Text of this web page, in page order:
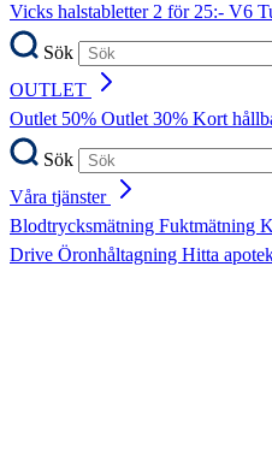
Vicks halstabletter2 för 25:- V6
Sök
OUTLET
Outlet 50% Outlet 30% Kort
Sök
Våra tjänster
Blodtrycksmätning Fuktmätning
Drive Öronhåltagning Hitta